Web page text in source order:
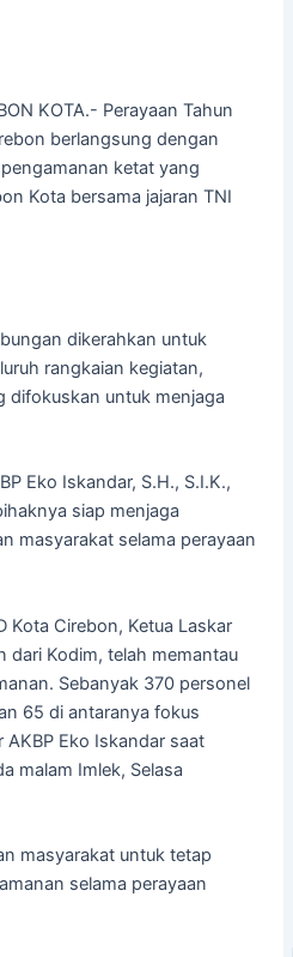
KOTA.- Perayaan Tahun
berlangsung dengan
ketat yang
Kota bersama jajaran TNI
dikerahkan untuk
rangkaian kegiatan,
difokuskan untuk menjaga
Eko Iskandar, S.H., S.I.K.,
siap menjaga
masyarakat selama perayaan
Kota Cirebon, Ketua Laskar
dari Kodim, telah memantau
Sebanyak 370 personel
65 di antaranya fokus
AKBP Eko Iskandar saat
malam Imlek, Selasa
masyarakat untuk tetap
selama perayaan